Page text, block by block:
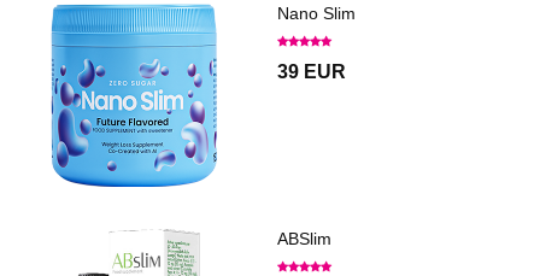
Nano Slim
39 EUR
ABSlim